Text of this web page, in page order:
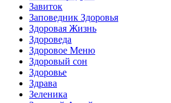
Завиток
Заповедник Здоровья
Здоровая Жизнь
Здороведа
Здоровое Меню
Здоровый сон
Здоровье
Здрава
Зеленика